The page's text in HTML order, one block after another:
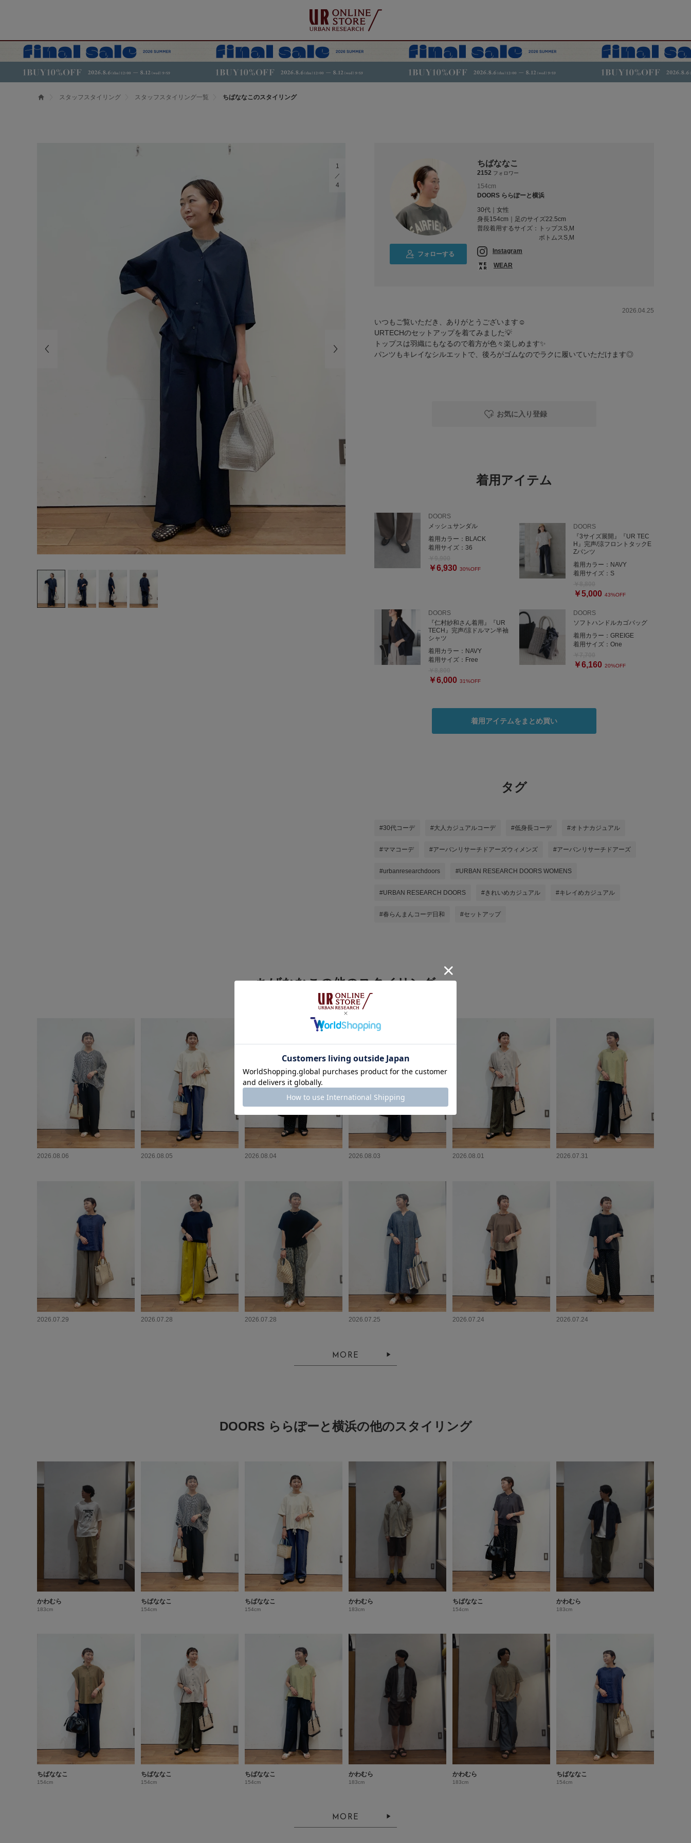
スタッフスタイリング スタッフスタイリング一覧 ちばななこのスタイリング
1
4
フォローする
ちばななこ
2152 フォロワー
154cm
DOORS ららぽーと横浜
30代｜女性
身長154cm｜足のサイズ22.5cm
普段着用するサイズ：
トップスS,M
ボトムスS,M
Instagram
WEAR
2026.04.25
いつもご覧いただき、ありがとうございます☺️
URTECHのセットアップを着てみました💡
トップスは羽織にもなるので着方が色々楽しめます✨
パンツもキレイなシルエットで、後ろがゴムなのでラクに履いていただけます◎
お気に入り登録
着用アイテム
DOORS
メッシュサンダル
着用カラー： BLACK
着用サイズ： 36
￥6,930 30%OFF
DOORS
『3サイズ展開』『UR TEC
H』完声/涼フロントタックE
Zパンツ
着用カラー： NAVY
着用サイズ： S
￥5,000 43%OFF
DOORS
『仁村紗和さん着用』『UR
TECH』完声/涼ドルマン半袖
シャツ
着用カラー： NAVY
着用サイズ： Free
￥6,000 31%OFF
DOORS
ソフトハンドルカゴバッグ
着用カラー： GREIGE
着用サイズ： One
￥6,160 20%OFF
着用アイテムをまとめ買い
タグ
#30代コーデ #大人カジュアルコーデ #低身長コーデ #オトナカジュアル
#ママコーデ #アーバンリサーチドアーズウィメンズ #アーバンリサーチドアーズ
#urbanresearchdoors #URBAN RESEARCH DOORS WOMENS
#URBAN RESEARCH DOORS #きれいめカジュアル #キレイめカジュアル
#春らんまんコーデ日和 #セットアップ
ちばななこの他のスタイリング
2026.08.06 2026.08.05 2026.08.04 2026.08.03 2026.08.01 2026.07.31
2026.07.29 2026.07.28 2026.07.28 2026.07.25 2026.07.24 2026.07.24
MORE
DOORS ららぽーと横浜の他のスタイリング
かわむら
183cm
ちばななこ
154cm
ちばななこ
154cm
かわむら
183cm
ちばななこ
154cm
かわむら
183cm
ちばななこ
154cm
ちばななこ
154cm
ちばななこ
154cm
かわむら
183cm
かわむら
183cm
ちばななこ
154cm
MORE